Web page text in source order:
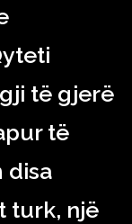
të gjerë
të
disa
turk, një